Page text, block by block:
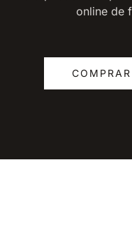
online de